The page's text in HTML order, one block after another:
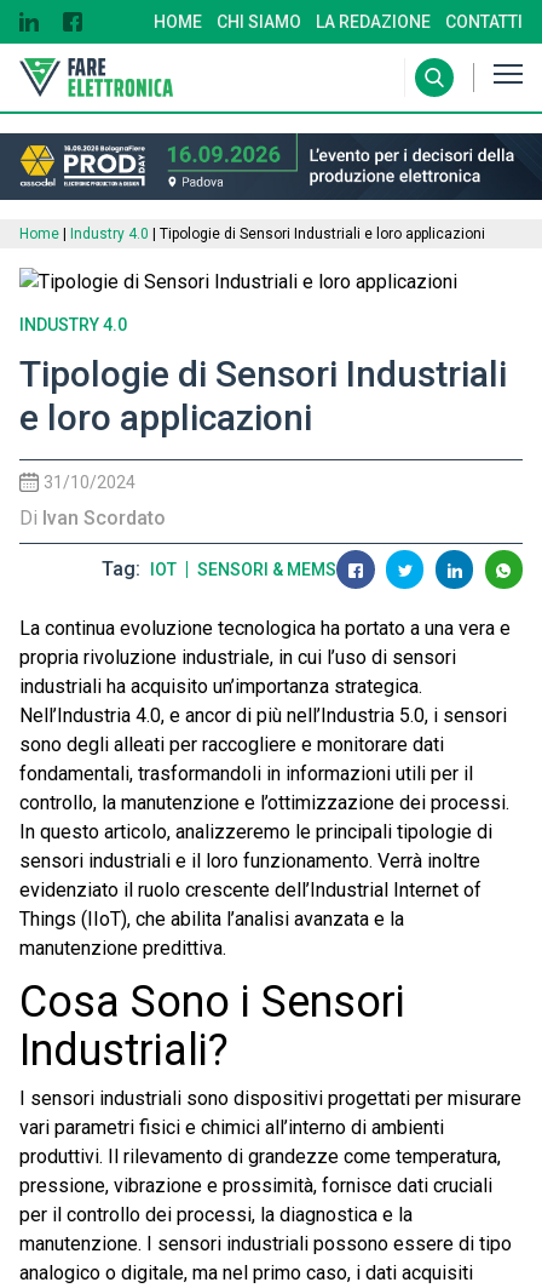
HOME CHI SIAMO LA REDAZIONE CONTATTI
Home Industry 4.0 Tipologie di Sensori Industriali e loro applicazioni
INDUSTRY 4.0
Tipologie di Sensori Industriali
e loro applicazioni
31/10/2024
Di Ivan Scordato
Tag IOT SENSORI & MEMS
La continua evoluzione tecnologica ha portato a una vera e
propria rivoluzione industriale, in cui l’uso di sensori
industriali ha acquisito un’importanza strategica.
Nell’Industria 4.0, e ancor di più nell’Industria 5.0, i sensori
sono degli alleati per raccogliere e monitorare dati
fondamentali, trasformandoli in informazioni utili per il
controllo, la manutenzione e l’ottimizzazione dei processi.
In questo articolo, analizzeremo le principali tipologie di
sensori industriali e il loro funzionamento. Verrà inoltre
evidenziato il ruolo crescente dell’Industrial Internet of
Things (IIoT), che abilita l’analisi avanzata e la
manutenzione predittiva.
Cosa Sono i Sensori
Industriali?
I sensori industriali sono dispositivi progettati per misurare
vari parametri fisici e chimici all’interno di ambienti
produttivi. Il rilevamento di grandezze come temperatura,
pressione, vibrazione e prossimità, fornisce dati cruciali
per il controllo dei processi, la diagnostica e la
manutenzione. I sensori industriali possono essere di tipo
analogico o digitale, ma nel primo caso, i dati acquisiti